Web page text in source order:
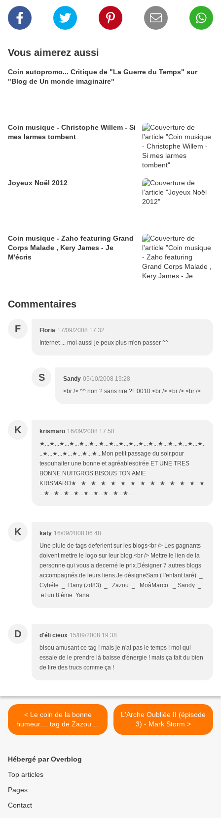
Vous aimerez aussi
Coin autopromo... Critique de "La Guerre du Temps" sur
"Blog de Un monde imaginaire"
Coin musique - Christophe Willem - Si
mes larmes tombent
Joyeux Noël 2012
Coin musique - Zaho featuring Grand
Corps Malade , Kery James - Je
M'écris
Commentaires
F Floria 17/09/2008 17:32
Internet ... moi aussi je peux plus m'en passer ^^
S Sandy 05/10/2008 19:28
<br /> ^^ non ? sans rire ?! :0010:<br /> <br /> <br />
K krismaro 16/09/2008 17:58
★...★...★...★...★...★...★...★...★...★...★...★...★...★...★...★...★.
..★...★...★...★...★...★...Mon petit passage du soir,pour
tesouhaiter une bonne et agréablesoirée ET UNE TRES
BONNE NUITGROS BISOUS TON AMIE
KRISMARO★...★...★...★...★...★...★...★...★...★...★...★...★...★
...★...★...★...★...★...★...★...★...★...
K katy 16/09/2008 06:48
Une pluie de tags deferlent sur les blogs<br /> Les gagnants
doivent mettre le logo sur leur blog.<br /> Mettre le lien de la
personne qui vous a decerné le prix.Désigner 7 autres blogs
accompagnés de leurs liens.Je désigneSam ( l'enfant taré) _
Cybéle _ Dany (zd83) _ Zazou _ MoâMarco _ Sandy _
et un 8 éme Yana
D d'éli cieux 15/09/2008 19:38
bisou amusant ce tag ! mais je n'ai pas le temps ! moi qui
essaie de le prendre là baisse d'énergie ! mais ça fait du bien
de lire des trucs comme ça !
< Le coin de la bonne
humeur.... tag de Zazou et
Katy
L'Arche Oubliée II (épisode
3) - Mark Storm >
Hébergé par Overblog
Top articles
Pages
Contact